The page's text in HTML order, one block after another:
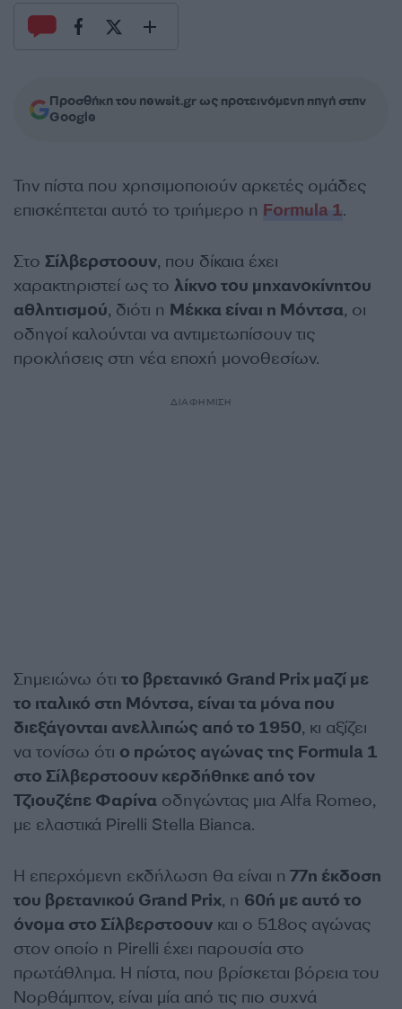
Προσθήκη του newsit.gr ως προτεινόμενη πηγή στην
Google
Την πίστα που χρησιμοποιούν αρκετές ομάδες
επισκέπτεται αυτό το τριήμερο η Formula 1.
Στο Σίλβερστοουν, που δίκαια έχει
χαρακτηριστεί ως το λίκνο του μηχανοκίνητου
αθλητισμού, διότι η Μέκκα είναι η Μόντσα, οι
οδηγοί καλούνται να αντιμετωπίσουν τις
προκλήσεις στη νέα εποχή μονοθεσίων.
ΔΙΑΦΗΜΙΣΗ
Σημειώνω ότι το βρετανικό Grand Prix μαζί με
το ιταλικό στη Μόντσα, είναι τα μόνα που
διεξάγονται ανελλιπώς από το 1950, κι αξίζει
να τονίσω ότι ο πρώτος αγώνας της Formula 1
στο Σίλβερστοουν κερδήθηκε από τον
Τζιουζέπε Φαρίνα οδηγώντας μια Alfa Romeo,
με ελαστικά Pirelli Stella Bianca.
Η επερχόμενη εκδήλωση θα είναι η 77η έκδοση
του βρετανικού Grand Prix, η 60ή με αυτό το
όνομα στο Σίλβερστοουν και ο 518ος αγώνας
στον οποίο η Pirelli έχει παρουσία στο
πρωτάθλημα. Η πίστα, που βρίσκεται βόρεια του
Νορθάμπτον, είναι μία από τις πιο συχνά